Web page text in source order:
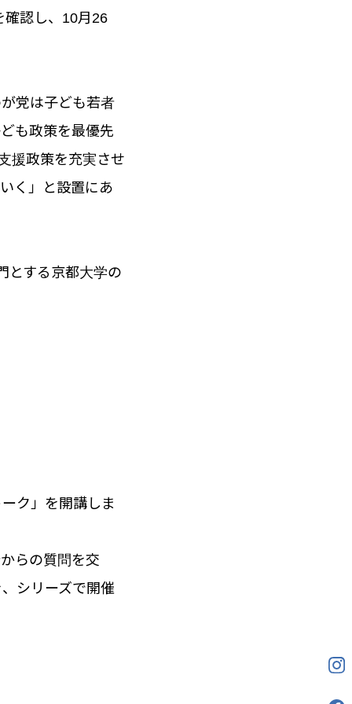
確認し、10月26
党は子ども若者
も政策を最優先
援政策を充実させ
く」と設置にあ
とする京都大学の
ク」を開講しま
らの質問を交
シリーズで開催